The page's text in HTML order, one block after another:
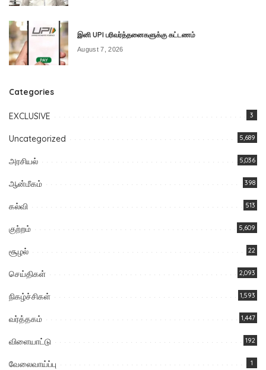
இனி UPI பரிவர்த்தனைகளுக்கு கட்டணம்
August 7, 2026
Categories
EXCLUSIVE 3
Uncategorized 5,689
அரசியல் 5,036
ஆன்மீகம் 398
கல்வி 513
குற்றம் 5,609
சூழல் 22
செய்திகள் 2,093
நிகழ்ச்சிகள் 1,593
வர்த்தகம் 1,447
விளையாட்டு 192
வேலைவாய்ப்பு 1